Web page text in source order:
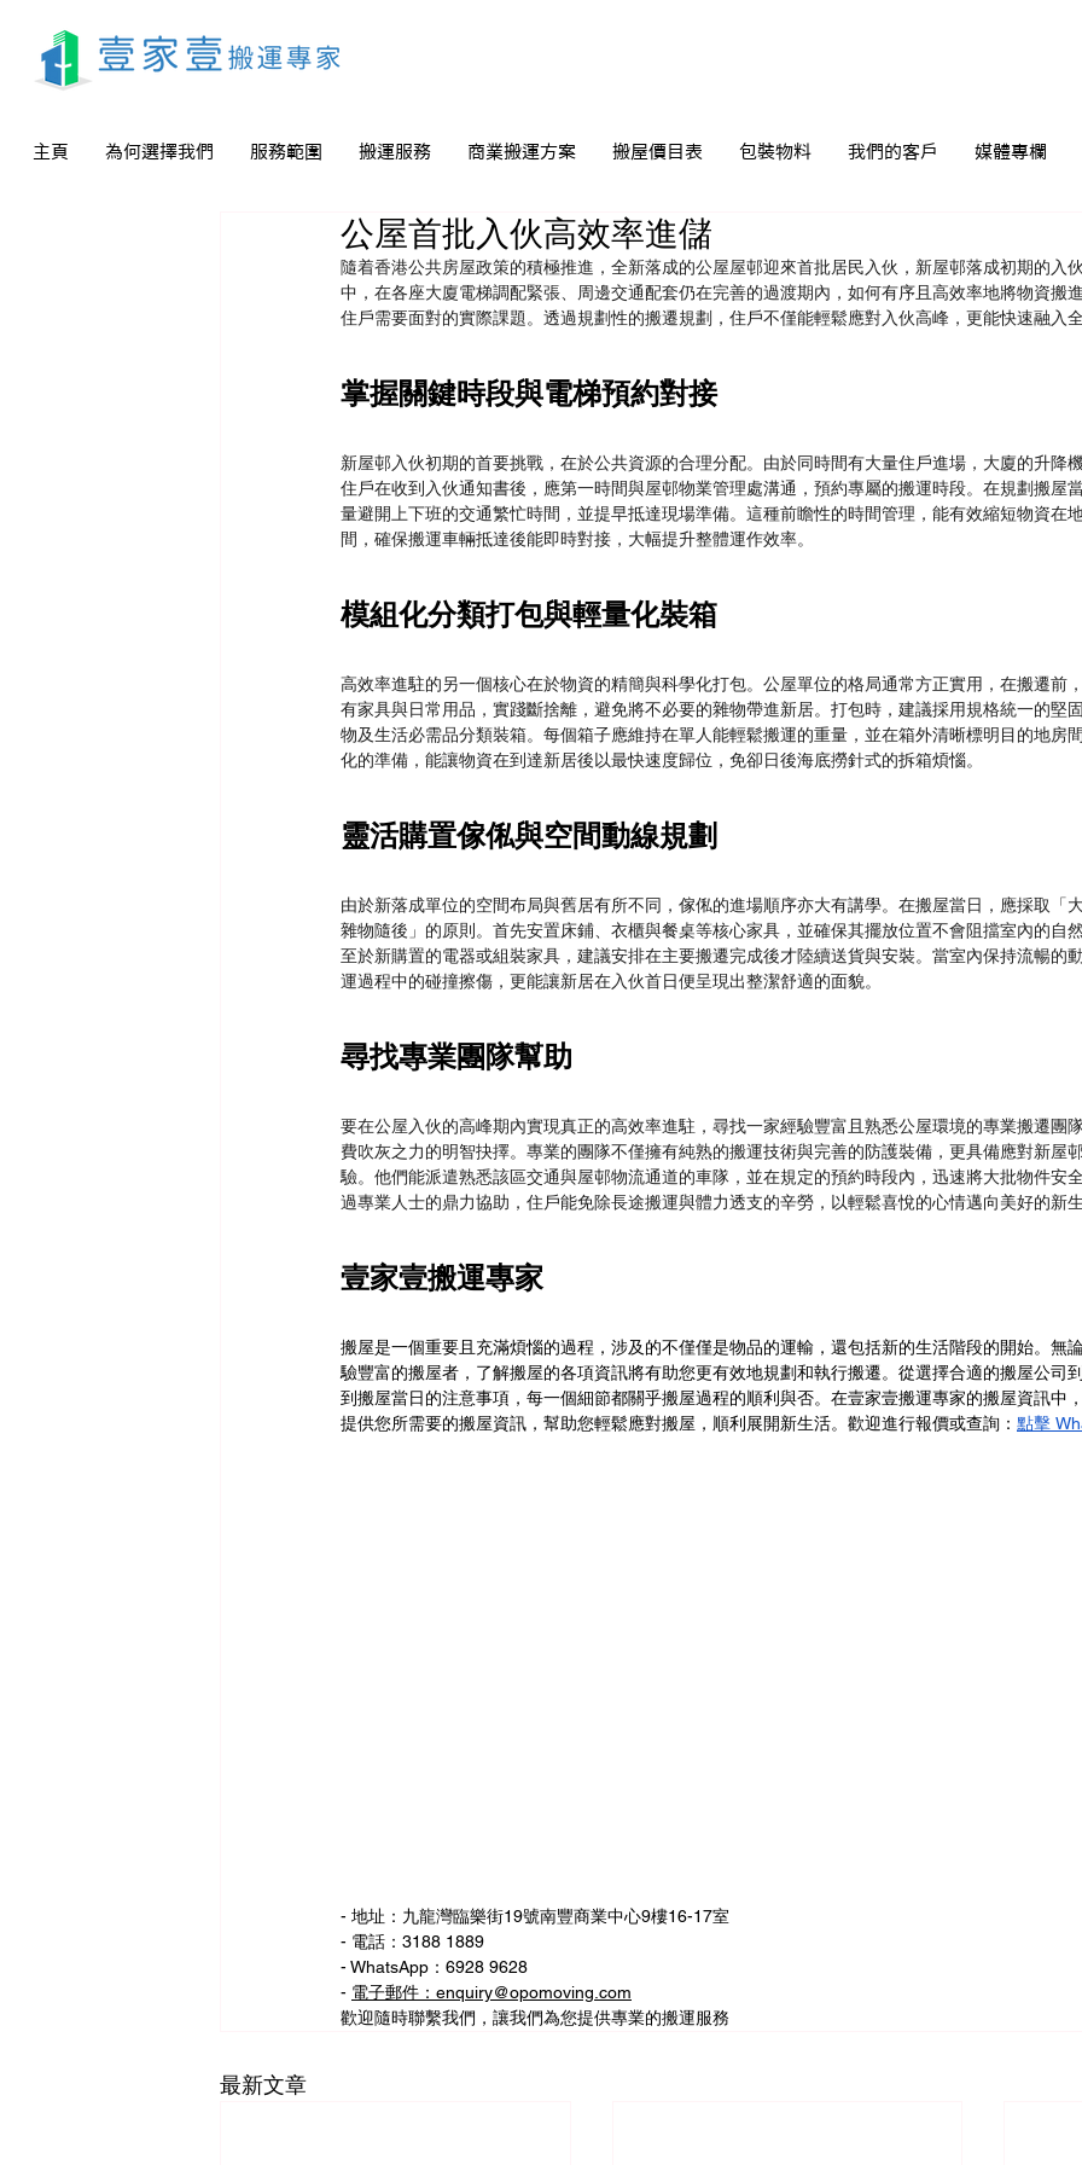
主頁 為何選擇我們 服務範圍 搬運服務 商業搬運方案 搬屋價目表 包裝物料 我們的客戶 媒體專欄
公屋首批入伙高效率進儲
隨着香港公共房屋政策的積極推進，全新落成的公屋屋邨迎來首批居民入伙，新屋邨落成初期的入
中，在各座大廈電梯調配緊張、周邊交通配套仍在完善的過渡期內，如何有序且高效率地將物資搬
住戶需要面對的實際課題。透過規劃性的搬遷規劃，住戶不僅能輕鬆應對入伙高峰，更能快速融入
掌握關鍵時段與電梯預約對接
新屋邨入伙初期的首要挑戰，在於公共資源的合理分配。由於同時間有大量住戶進場，大廈的升降
住戶在收到入伙通知書後，應第一時間與屋邨物業管理處溝通，預約專屬的搬運時段。在規劃搬屋
量避開上下班的交通繁忙時間，並提早抵達現場準備。這種前瞻性的時間管理，能有效縮短物資在
間，確保搬運車輛抵達後能即時對接，大幅提升整體運作效率。
模組化分類打包與輕量化裝箱
高效率進駐的另一個核心在於物資的精簡與科學化打包。公屋單位的格局通常方正實用，在搬遷前
有家具與日常用品，實踐斷捨離，避免將不必要的雜物帶進新居。打包時，建議採用規格統一的堅
物及生活必需品分類裝箱。每個箱子應維持在單人能輕鬆搬運的重量，並在箱外清晰標明目的地房
化的準備，能讓物資在到達新居後以最快速度歸位，免卻日後海底撈針式的拆箱煩惱。
靈活購置傢俬與空間動線規劃
由於新落成單位的空間布局與舊居有所不同，傢俬的進場順序亦大有講學。在搬屋當日，應採取「
雜物隨後」的原則。首先安置床鋪、衣櫃與餐桌等核心家具，並確保其擺放位置不會阻擋室內的自
至於新購置的電器或組裝家具，建議安排在主要搬遷完成後才陸續送貨與安裝。當室內保持流暢的
運過程中的碰撞擦傷，更能讓新居在入伙首日便呈現出整潔舒適的面貌。
尋找專業團隊幫助
要在公屋入伙的高峰期內實現真正的高效率進駐，尋找一家經驗豐富且熟悉公屋環境的專業搬遷團
費吹灰之力的明智抉擇。專業的團隊不僅擁有純熟的搬運技術與完善的防護裝備，更具備應對新屋
驗。他們能派遣熟悉該區交通與屋邨物流通道的車隊，並在規定的預約時段內，迅速將大批物件安
過專業人士的鼎力協助，住戶能免除長途搬運與體力透支的辛勞，以輕鬆喜悅的心情邁向美好的新
壹家壹搬運專家
搬屋是一個重要且充滿煩惱的過程，涉及的不僅僅是物品的運輸，還包括新的生活階段的開始。無
驗豐富的搬屋者，了解搬屋的各項資訊將有助您更有效地規劃和執行搬遷。從選擇合適的搬屋公司
到搬屋當日的注意事項，每一個細節都關乎搬屋過程的順利與否。在壹家壹搬運專家的搬屋資訊中
提供您所需要的搬屋資訊，幫助您輕鬆應對搬屋，順利展開新生活。歡迎進行報價或查詢： 點擊
- 地址：九龍灣臨樂街19號南豐商業中心9樓16-17室
- 電話：3188 1889
- WhatsApp：6928 9628
- 電子郵件：enquiry@opomoving.com
歡迎隨時聯繫我們，讓我們為您提供專業的搬運服務
最新文章